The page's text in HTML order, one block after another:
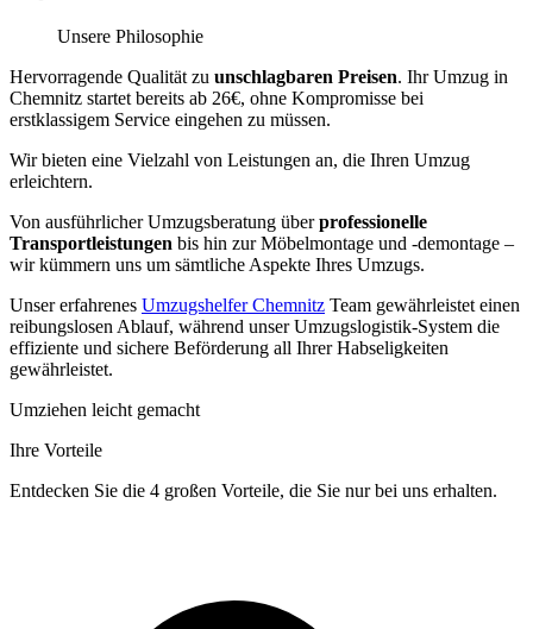
Unsere Philosophie
Hervorragende Qualität zu unschlagbaren Preisen. Ihr Umzug in
Chemnitz startet bereits ab 26€, ohne Kompromisse bei
erstklassigem Service eingehen zu müssen.
Wir bieten eine Vielzahl von Leistungen an, die Ihren Umzug
erleichtern.
Von ausführlicher Umzugsberatung überprofessionelle
Transportleistungen bis hin zur Möbelmontage und -demontage –
wir kümmern uns um sämtliche Aspekte Ihres Umzugs.
Unser erfahrenes Umzugshelfer Chemnitz Team gewährleistet einen
reibungslosen Ablauf, während unser Umzugslogistik-System die
effiziente und sichere Beförderung all Ihrer Habseligkeiten
gewährleistet.
Umziehen leicht gemacht
Ihre Vorteile
Entdecken Sie die 4 großen Vorteile, die Sie nur bei uns erhalten.